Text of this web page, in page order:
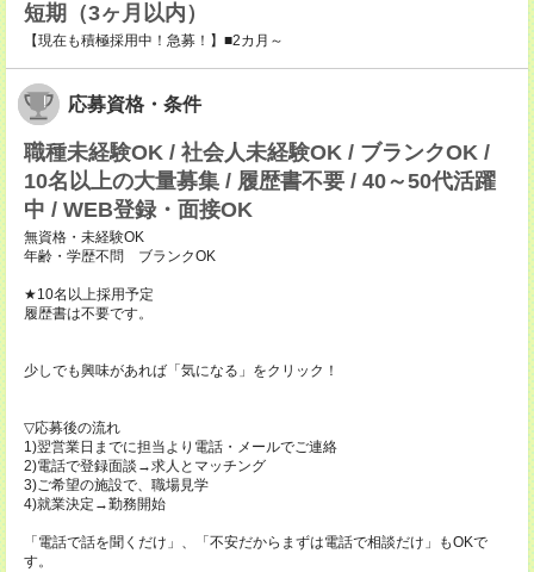
短期（3ヶ月以内）
【現在も積極採用中！急募！】■2カ月～
応募資格・条件
職種未経験OK / 社会人未経験OK / ブランクOK /
10名以上の大量募集 / 履歴書不要 / 40～50代活躍
中 / WEB登録・面接OK
無資格・未経験OK
年齢・学歴不問 ブランクOK
★10名以上採用予定
履歴書は不要です。
少しでも興味があれば「気になる」をクリック！
▽応募後の流れ
1)翌営業日までに担当より電話・メールでご連絡
2)電話で登録面談→求人とマッチング
3)ご希望の施設で、職場見学
4)就業決定→勤務開始
「電話で話を聞くだけ」、「不安だからまずは電話で相談だけ」もOKで
す。